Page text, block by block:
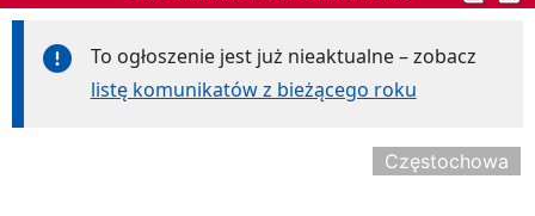
To ogłoszenie jest już nieaktualne – zobacz
listę komunikatów z bieżącego roku
Częstochowa